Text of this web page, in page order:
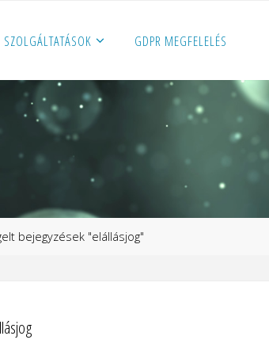
SZOLGÁLTATÁSOK GDPR MEGFELELÉS
bejegyzések "elállásjog"